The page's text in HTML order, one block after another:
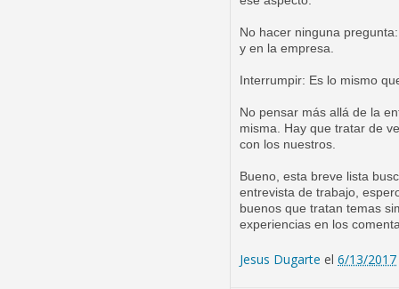
No hacer ninguna
y en la empresa.
Interrumpir: Es lo mismo
No pensar más allá de la
misma. Hay que tratar de
con los nuestros.
Bueno, esta breve lista
entrevista de trabajo,
buenos que tratan temas
experiencias en los
Jesus Dugarte el 6/13/2017